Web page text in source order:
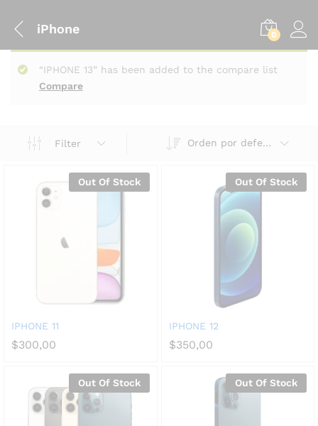
iPhone 0
Compare
“IPHONE 13” has been added to the compare list
Filter Orden por defecto
Out Of Stock
IPHONE 11
$300,00
Out Of Stock
IPHONE 12
$350,00
Out Of Stock Out Of Stock